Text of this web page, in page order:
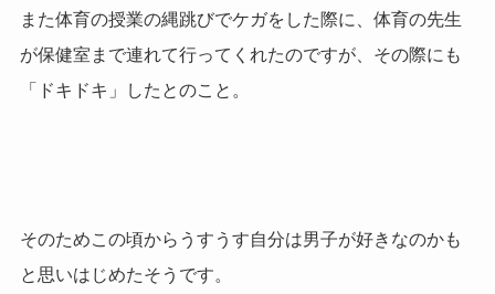
また体育の授業の縄跳びでケガをした際に、体育の先生
が保健室まで連れて行ってくれたのですが、その際にも
「ドキドキ」したとのこと。
そのためこの頃からうすうす自分は男子が好きなのかも
と思いはじめたそうです。